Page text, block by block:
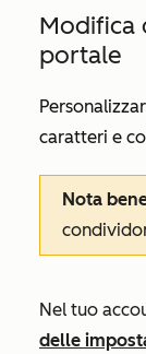
Modifica
portale
caratteri e
Nota
Nel tuo
delle